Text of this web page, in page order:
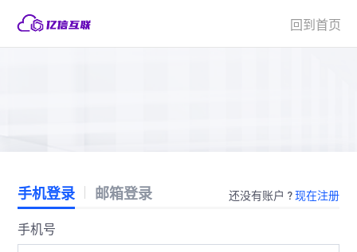
回到首页
手机登录 邮箱登录 还没有账户 ?现在注册
手机号